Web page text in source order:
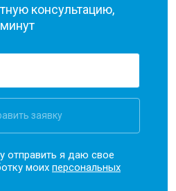
консультацию,
заявку
отправить я даю свое
моихперсональных